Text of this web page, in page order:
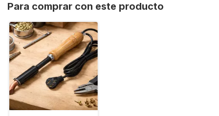
Para comprar con este producto